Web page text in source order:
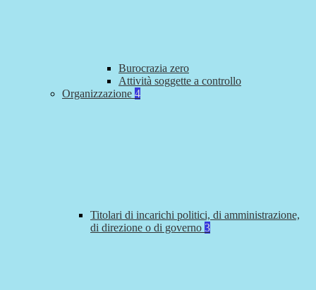
Burocrazia zero
Attività soggette a controllo
Organizzazione 4
Titolari di incarichi politici, di amministrazione,
di direzione o di governo 3